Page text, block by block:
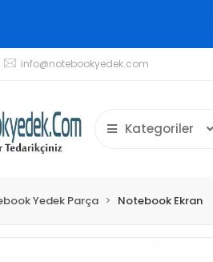
info@notebookyedek.com
Kategoriler
Yedek Parça Notebook Ekran